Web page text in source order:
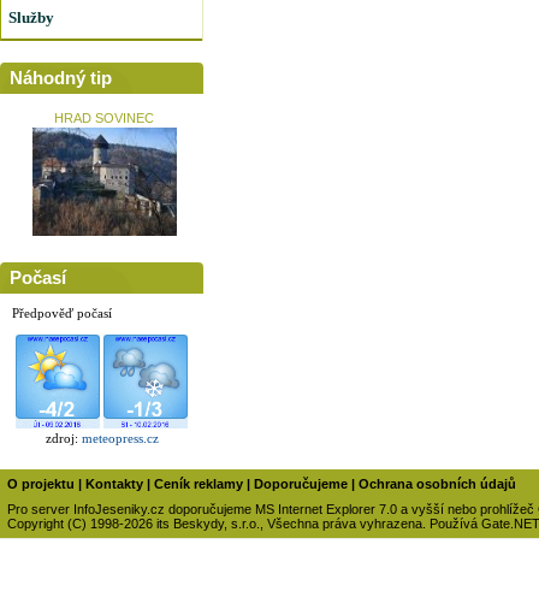
Služby
Náhodný tip
HRAD SOVINEC
Počasí
Předpověď počasí
zdroj: meteopress.cz
O projektu Kontakty Ceník reklamy Doporučujeme
Ochrana osobních údajů
Pro server InfoJeseniky.cz doporučujeme MS Internet Explorer 7.0 a vyšší nebo prohlížeč
Copyright (C) 1998-2026 its Beskydy, s.r.o., Všechna práva vyhrazena. Používá